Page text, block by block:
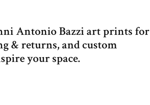
Antonio Bazzi art prints for
& returns, and custom
your space.